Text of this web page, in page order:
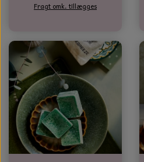
Fragt omk. tillægges